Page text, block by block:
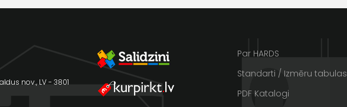
nov., LV - 3801
Par HARDS
Standarti / Izmēru tabulas
PDF Katalogi
info@hards.lv